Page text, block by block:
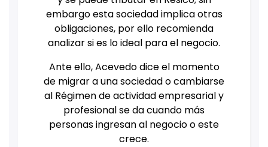
embargo esta sociedad implica otras
obligaciones, por ello recomienda
analizar si es lo ideal para el negocio.
Ante ello, Acevedo dice el momento
de migrar a una sociedad o cambiarse
al Régimen de actividad empresarial y
profesional se da cuando más
personas ingresan al negocio o este
crece.